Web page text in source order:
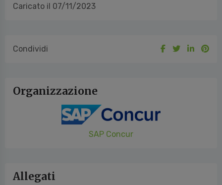
Organizzazione
Allegati
SAP Concur_Work From Anywhere_EMEA